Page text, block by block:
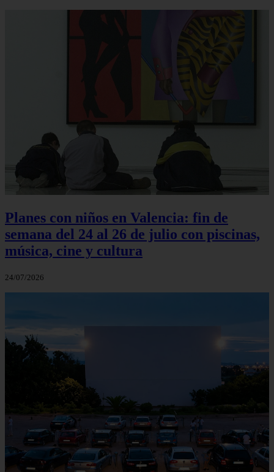
Planes con niños en Valencia: fin de
semana del 24 al 26 de julio con piscinas,
música, cine y cultura
24/07/2026